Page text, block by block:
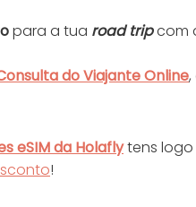
para a tua road tripcom
do ViajanteOnline
eSIM da Holaflytens logo
!